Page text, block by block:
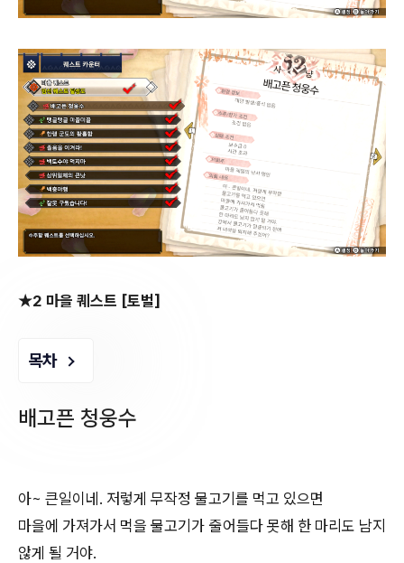
★2 마을 퀘스트 [토벌]
목차
배고픈 청웅수
아~ 큰일이네. 저렇게 무작정 물고기를 먹고 있으면
마을에 가져가서 먹을 물고기가 줄어들다 못해 한 마리도 남지
않게 될 거야.